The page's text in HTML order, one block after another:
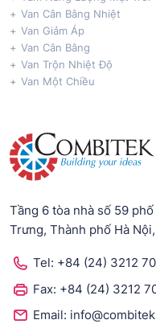
Van Cân Bằng Nhiệt
Van Giảm Áp
Van Cân Bằng
Van Trộn Nhiệt Độ
Van Một Chiều
Tầng 6 tòa nhà số 59
Trưng, Thành phố Hà
Tel: +84 (24) 3212
Fax: +84 (24) 3212
Email: